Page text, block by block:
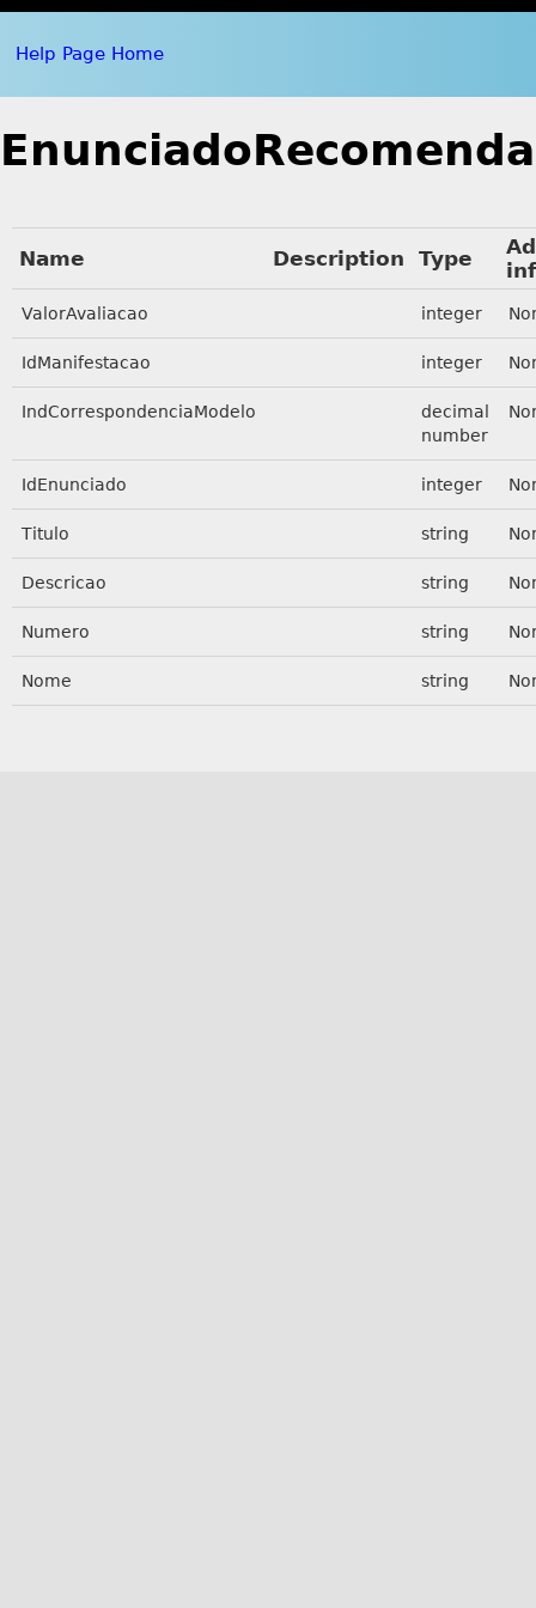
Help Page Home
Name Description Type
ValorAvaliacao integer
IdManifestacao integer
IndCorrespondenciaModelo
decimal
number
IdEnunciado integer
Titulo string
Descricao string
Numero string
Nome string